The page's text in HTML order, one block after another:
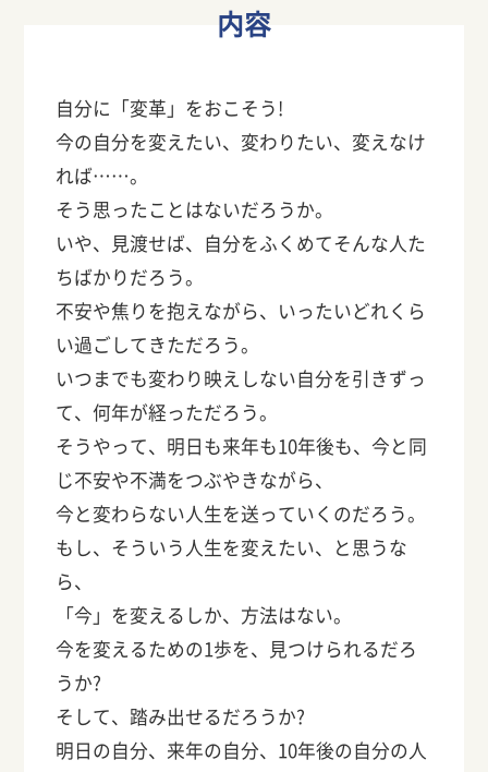
内容
自分に「変革」をおこそう!
今の自分を変えたい、変わりたい、変えなけ
れば……。
そう思ったことはないだろうか。
いや、見渡せば、自分をふくめてそんな人た
ちばかりだろう。
不安や焦りを抱えながら、いったいどれくら
い過ごしてきただろう。
いつまでも変わり映えしない自分を引きずっ
て、何年が経っただろう。
そうやって、明日も来年も10年後も、今と同
じ不安や不満をつぶやきながら、
今と変わらない人生を送っていくのだろう。
もし、そういう人生を変えたい、と思うな
ら、
「今」を変えるしか、方法はない。
今を変えるための1歩を、見つけられるだろ
うか?
そして、踏み出せるだろうか?
明日の自分、来年の自分、10年後の自分の人